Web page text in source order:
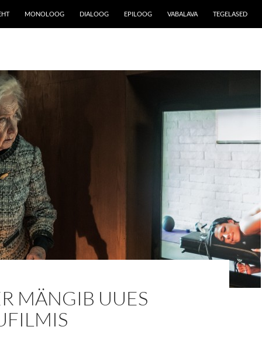
MONOLOOG DIALOOG EPILOOG VABALAVA TEGELASED
MÄNGIB UUES